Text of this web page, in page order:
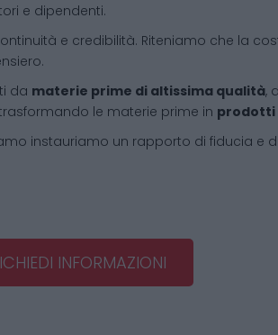
e dipendenti.
e credibilità. Riteniamo che la
da materie prime di altissima qualità,
le materie prime in prodotti
instauriamo un rapporto di fiducia e
INFORMAZIONI